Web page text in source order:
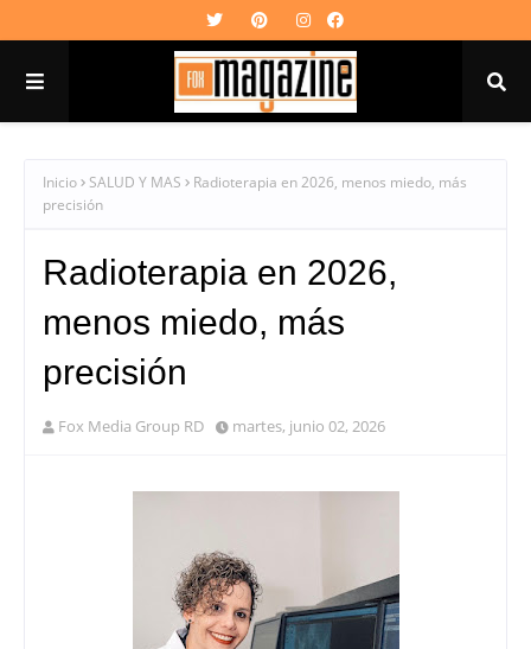
Inicio SALUD Y MAS
Radioterapia en 2026, menos miedo, más
precisión
Radioterapia en 2026,
menos miedo, más
precisión
Fox Media Group RD martes, junio 02, 2026